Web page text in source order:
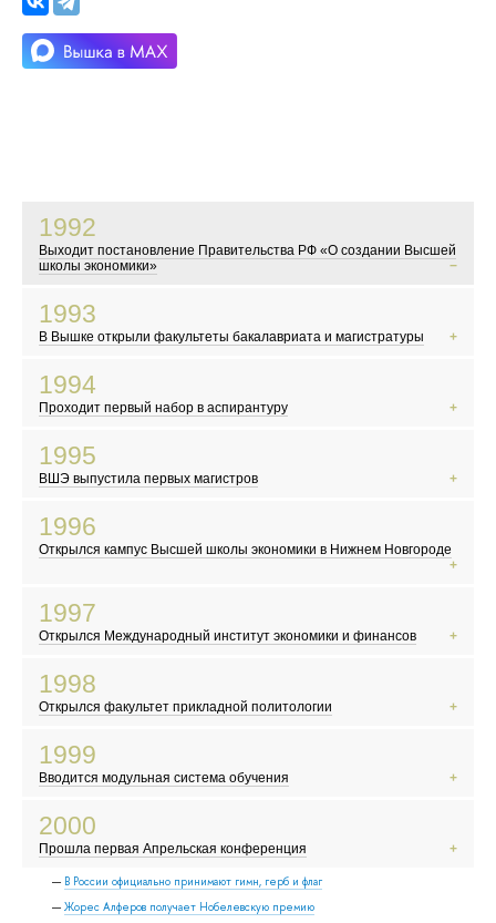
1992
Выходит постановление Правительства РФ «О создании Высшей
школы экономики»
Показывают телесериал «Богатые тоже плачут»
Мэром Москвы становится Юрий Лужков
1993
В Вышке открыли факультеты бакалавриата и магистратуры
Первые выборы в Госдуму
Новые русские, челноки и командировочные осваивают заграницу
1994
Проходит первый набор в аспирантуру
Начинается война в Чечне
Курт Кобейн кончает жизнь самоубийством
МММ и другие финансовые пирамиды
1995
ВШЭ выпустила первых магистров
В России делают по-настоящему интересные рекламные ролики
«Аум Синрикё» устраивает теракт в токийском метро
1996
Открылся кампус Высшей школы экономики в Нижнем Новгороде
В России появляется новый класс сверхбогатых людей — олигархов
Ученые создают овечку Долли, первое клонированное млекопитающее
1997
Открылся Международный институт экономики и финансов
Выходит первая книга о Гарри Поттере
Появляется поисковик «Яндекс»
1998
Открылся факультет прикладной политологии
В США происходит попытка импичмента президента Билла Клинтона
В России начинает работать MTV
1999
Вводится модульная система обучения
Население Земли достигло 6 миллиардов
Борис Ельцин уходит в отставку
2000
Прошла первая Апрельская конференция
В России официально принимают гимн, герб и флаг
Жорес Алферов получает Нобелевскую премию